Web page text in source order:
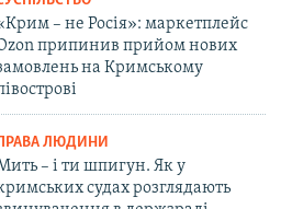
– не Росія»: маркетплейс
припинив прийом нових
на Кримському
ЛЮДИНИ
– і ти шпигун. Як у
судах розглядають